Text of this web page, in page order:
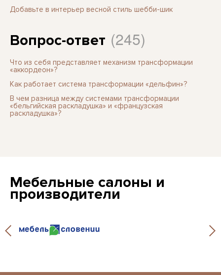
Добавьте в интерьер весной стиль шебби-шик
Вопрос-ответ (245)
Что из себя представляет механизм трансформации
«аккордеон»?
Как работает система трансформации «дельфин»?
В чем разница между системами трансформации
«бельгийская раскладушка» и «французская
раскладушка»?
Мебельные салоны и
производители